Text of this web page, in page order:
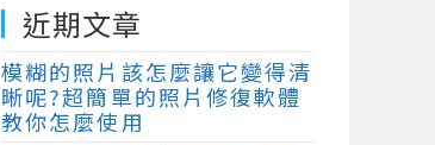
近期文章
模糊的照片該怎麼讓它變得清
晰呢?超簡單的照片修復軟體
教你怎麼使用